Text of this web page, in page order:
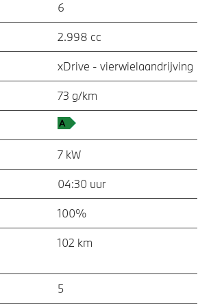
6
2.998 cc
xDrive - vierwielaandrijving
73 g/km
7 kW
04:30 uur
100%
102 km
5